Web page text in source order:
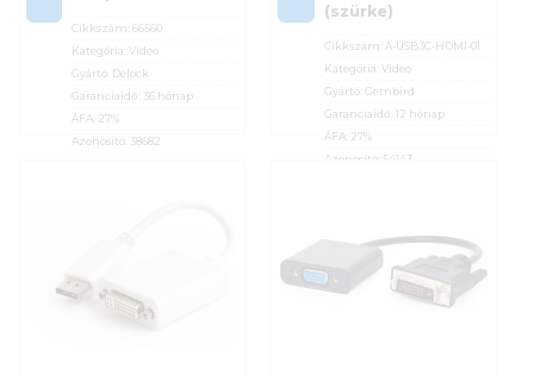
Cikkszám:66560
Kategória:Video
Gyártó: Delock
Garanciaidő: 36 hónap
ÁFA: 27%
Azonosító: 38682
(szürke)
Cikkszám: A-USB3C-HDMI-01
Kategória: Video
Gyártó: Gembird
Garanciaidő: 12 hónap
ÁFA: 27%
Azonosító: 54143